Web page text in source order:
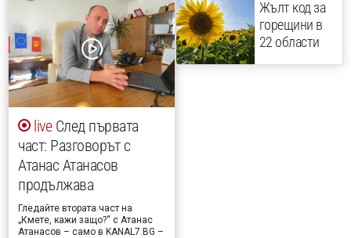
След първата
част: Разговорът с
Атанас Атанасов
продължава
Гледайте втората част на
„Кмете, кажи защо?“ с Атанас
Атанасов – само в KANAL7.BG –
Жълт код за
горещини в
22 области